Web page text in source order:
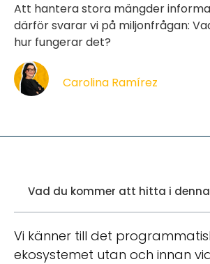
Att hantera stora mängder
därför svarar vi på miljonfrågan:
hur fungerar det?
Carolina Ramírez
Vad du kommer att hitta i
Vi känner till det
ekosystemet utan och innan